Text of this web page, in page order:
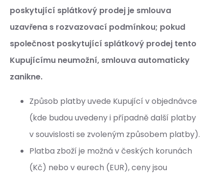
poskytující splátkový prodej je smlouva
uzavřena s rozvazovací podmínkou; pokud
společnost poskytující splátkový prodej tento
Kupujícímu neumožní, smlouva automaticky
zanikne.
Způsob platby uvede Kupující v objednávce
(kde budou uvedeny i případně další platby
v souvislosti se zvoleným způsobem platby).
Platba zboží je možná v českých korunách
(Kč) nebo v eurech (EUR), ceny jsou